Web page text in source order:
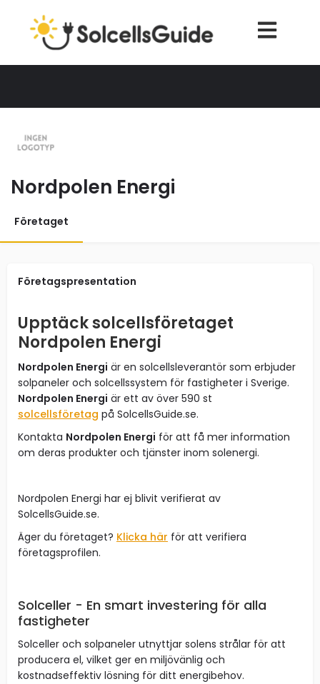
Nordpolen Energi
Företaget
Företagspresentation
Upptäck solcellsföretaget
Nordpolen Energi
Nordpolen Energi är en solcellsleverantör som erbjuder
solpaneler och solcellssystem för fastigheter i Sverige.
Nordpolen Energi är ett av över 590 st
solcellsföretag på SolcellsGuide.se.
Kontakta Nordpolen Energi för att få mer information
om deras produkter och tjänster inom solenergi.
Nordpolen Energi har ej blivit verifierat av
SolcellsGuide.se.
Äger du företaget? Klicka här för att verifiera
företagsprofilen.
Solceller - En smart investering för alla
fastigheter
Solceller och solpaneler utnyttjar solens strålar för att
producera el, vilket ger en miljövänlig och
kostnadseffektiv lösning för ditt energibehov.